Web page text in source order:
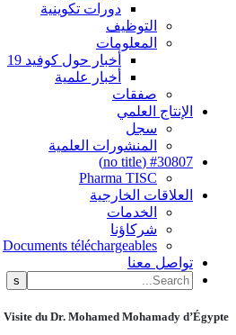
دورات تكوينية
التوظيف
المعلومات
أخبار حول كوفيد 19
أخبار علمية
صفقات
الإنتاج العلمي
سجل
المنشورات العلمية
#30807 (no title)
Pharma TISC
العلاقات الخارجية
الخدمات
شركاؤنا
Documents téléchargeables
تواصل معنا
Visite du Dr. Mohamed Mohamady d’Égypte